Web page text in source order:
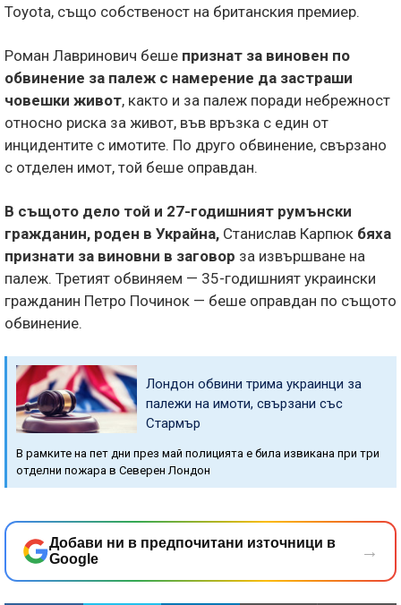
Toyota, също собственост на британския премиер.
Роман Лавринович беше признат за виновен по
обвинение за палеж с намерение да застраши
човешки живот, както и за палеж поради небрежност
относно риска за живот, във връзка с един от
инцидентите с имотите. По друго обвинение, свързано
с отделен имот, той беше оправдан.
В същото дело той и 27-годишният румънски
гражданин, роден в Украйна, Станислав Карпюк бяха
признати за виновни в заговор за извършване на
палеж. Третият обвиняем — 35-годишният украински
гражданин Петро Починок — беше оправдан по същото
обвинение.
Лондон обвини трима украинци за
палежи на имоти, свързани със
Стармър
В рамките на пет дни през май полицията е била извикана при три
отделни пожара в Северен Лондон
Добави ни в предпочитани източници в
Google
→